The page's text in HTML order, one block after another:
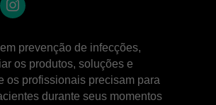
prevenção de infecções,
os produtos, soluções e
os profissionais precisam para
durante seus momentos